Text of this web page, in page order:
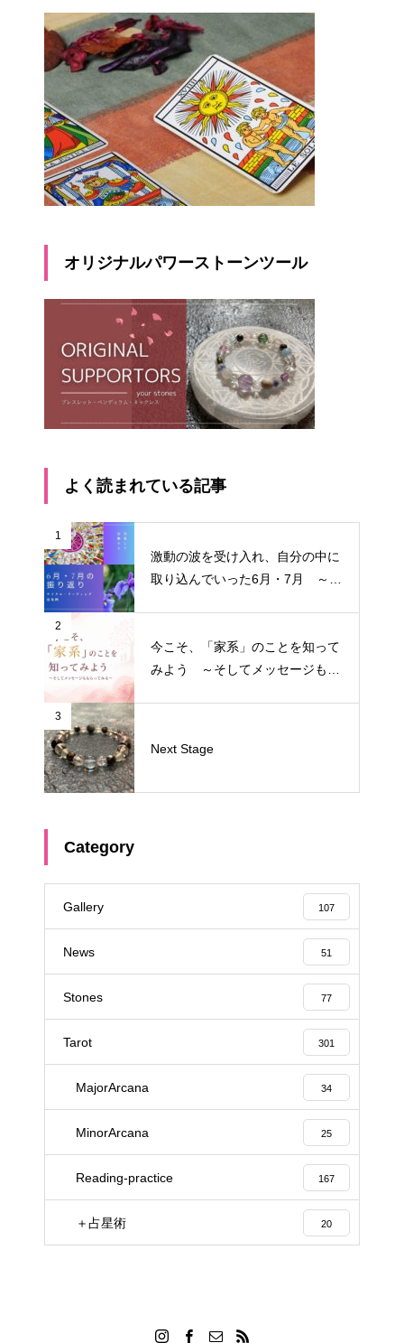
オリジナルパワーストーンツール
よく読まれている記事
1
激動の波を受け入れ、自分の中に
取り込んでいった6月・7月 ～サ
2
今こそ、「家系」のことを知って
みよう ～そしてメッセージもも
3
Next Stage
Category
Gallery 107
News 51
Stones 77
Tarot 301
MajorArcana 34
MinorArcana 25
Reading-practice 167
＋占星術 20